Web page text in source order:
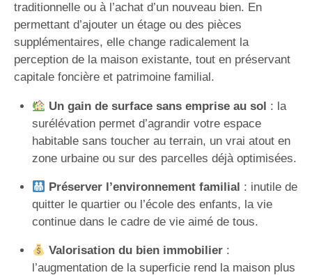
traditionnelle ou à l’achat d’un nouveau bien. En
permettant d’ajouter un étage ou des pièces
supplémentaires, elle change radicalement la
perception de la maison existante, tout en préservant
capitale foncière et patrimoine familial.
Un gain de surface sans emprise au sol : la
surélévation permet d’agrandir votre espace
habitable sans toucher au terrain, un vrai atout en
zone urbaine ou sur des parcelles déjà optimisées.
Préserver l’environnement familial : inutile de
quitter le quartier ou l’école des enfants, la vie
continue dans le cadre de vie aimé de tous.
Valorisation du bien immobilier:
l’augmentation de la superficie rend la maison plus